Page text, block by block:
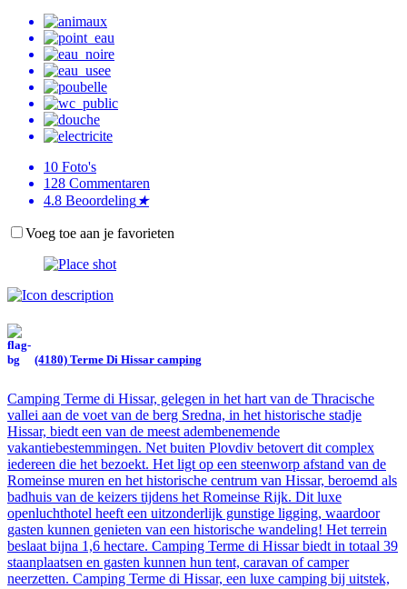
10 Foto's
128 Commentaren
4.8 Beoordeling★
Voeg toe aan je favorieten
(4180) Terme Di Hissar camping
Camping Terme di Hissar, gelegen in het hart van de Thracische
vallei aan de voet van de berg Sredna, in het historische stadje
Hissar, biedt een van de meest adembenemende
vakantiebestemmingen. Net buiten Plovdiv betovert dit complex
iedereen die het bezoekt. Het ligt op een steenworp afstand van de
Romeinse muren en het historische centrum van Hissar, beroemd als
badhuis van de keizers tijdens het Romeinse Rijk. Dit luxe
openluchthotel heeft een uitzonderlijk gunstige ligging, waardoor
gasten kunnen genieten van een historische wandeling! Het terrein
beslaat bijna 1,6 hectare. Camping Terme di Hissar biedt in totaal 39
staanplaatsen en gasten kunnen hun tent, caravan of camper
neerzetten. Camping Terme di Hissar, een luxe camping bij uitstek,